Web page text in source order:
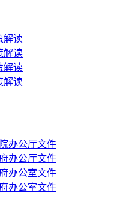
解读
解读
解读
解读
办公厅文件
办公厅文件
办公室文件
办公室文件